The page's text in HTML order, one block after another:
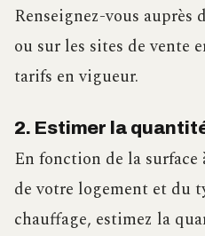
Renseignez-vous auprès
ou sur les sites de vente
tarifs en vigueur.
2. Estimer la
En fonction de la
de votre logement et du
chauffage, estimez la